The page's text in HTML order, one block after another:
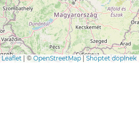
Leaflet © OpenStreetMap |Shoptet doplnek